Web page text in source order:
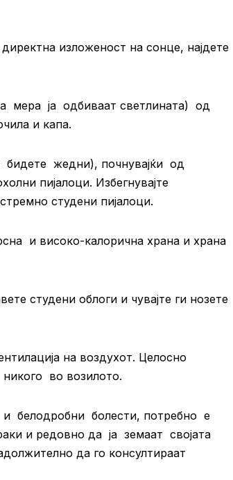
изложеност на сонце, најдете
ја одбиваат светлината) од
и капа.
жедни), почнувајќи од
пијалоци. Избегнувајте
студени пијалоци.
и високо-калорична храна и храна
студени облоги и чувајте ги нозете
на воздухот. Целосно
во возилото.
белодробни болести, потребно е
и редовно да ја земаат својата
да го консултираат